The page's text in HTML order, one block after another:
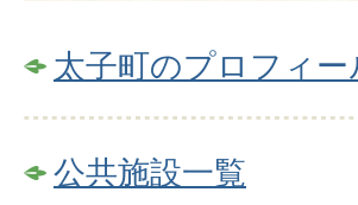
太子町のプロフィー
公共施設一覧